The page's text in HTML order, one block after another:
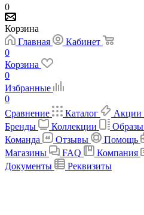
0
Корзина
Главная
Кабинет
0
Корзина
0
Избранные
0
Сравнение
Каталог Акции
Бренды
Коллекции Образы
Команда
Отзывы Помощь
Магазины
FAQ Компания
Документы
Реквизиты